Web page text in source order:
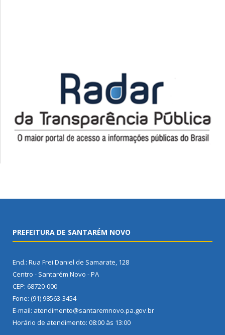
PREFEITURA DE SANTARÉM NOVO
End.: Rua Frei Daniel de Samarate, 128
Centro - Santarém Novo - PA
CEP: 68720-000
Fone: (91) 98563-3454
E-mail: atendimento@santaremnovo.pa.gov.br
Horário de atendimento: 08:00 às 13:00